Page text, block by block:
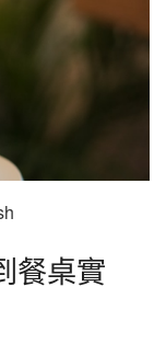
餐桌實